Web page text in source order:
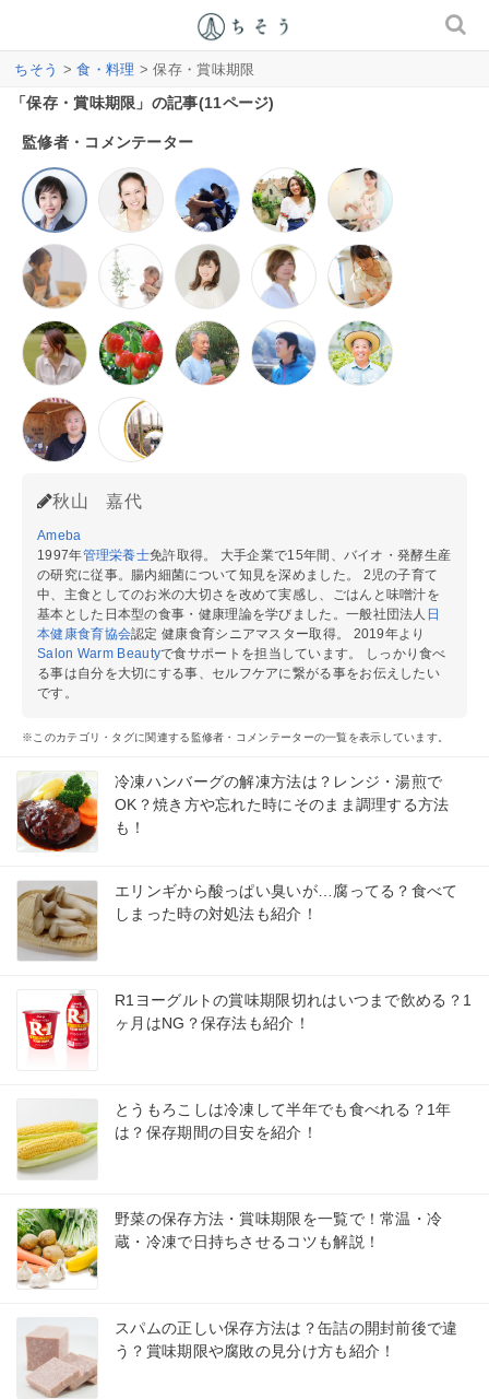
ちそう >食・料理 > 保存・賞味期限
「保存・賞味期限」の記事(11ページ)
監修者・コメンテーター
秋山 嘉代
Ameba
1997年管理栄養士免許取得。 大手企業で15年間、バイオ・発酵生産
の研究に従事。腸内細菌について知見を深めました。 2児の子育て
中、主食としてのお米の大切さを改めて実感し、ごはんと味噌汁を
基本とした日本型の食事・健康理論を学びました。一般社団法人 日
本健康食育協会認定 健康食育シニアマスター取得。 2019年より
Salon Warm Beautyで食サポートを担当しています。 しっかり食べ
る事は自分を大切にする事、セルフケアに繋がる事をお伝えしたい
です。
※このカテゴリ・タグに関連する監修者・コメンテーターの一覧を表示しています。
冷凍ハンバーグの解凍方法は？レンジ・湯煎で
OK？焼き方や忘れた時にそのまま調理する方法
も！
エリンギから酸っぱい臭いが…腐ってる？食べて
しまった時の対処法も紹介！
R1ヨーグルトの賞味期限切れはいつまで飲める？1
ヶ月はNG？保存法も紹介！
とうもろこしは冷凍して半年でも食べれる？1年
は？保存期間の目安を紹介！
野菜の保存方法・賞味期限を一覧で！常温・冷
蔵・冷凍で日持ちさせるコツも解説！
スパムの正しい保存方法は？缶詰の開封前後で違
う？賞味期限や腐敗の見分け方も紹介！